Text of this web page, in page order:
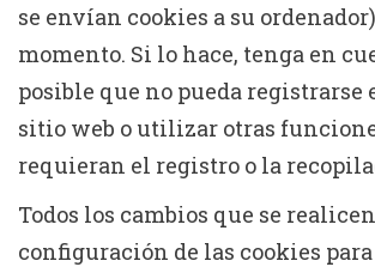
se envían cookies a su
momento. Si lo hace, tenga en
posible que no pueda registrarse
sitio web o utilizar otras
requieran el registro o la
Todos los cambios que se
configuración de las cookies